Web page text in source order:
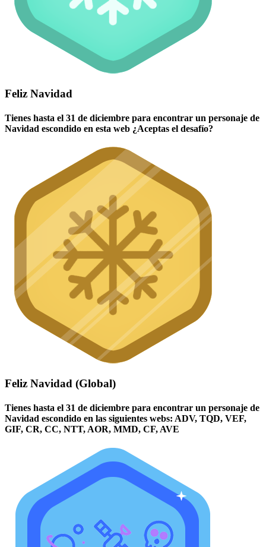
Feliz Navidad
Tienes hasta el 31 de diciembre para encontrar un personaje de
Navidad escondido en esta web ¿Aceptas el desafío?
Feliz Navidad (Global)
Tienes hasta el 31 de diciembre para encontrar un personaje de
Navidad escondido en las siguientes webs: ADV, TQD, VEF,
GIF, CR, CC, NTT, AOR, MMD, CF, AVE